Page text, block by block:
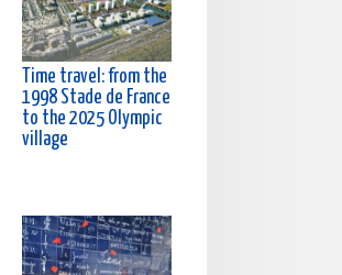
Time travel: from the
1998 Stade de France
to the 2025 Olympic
village